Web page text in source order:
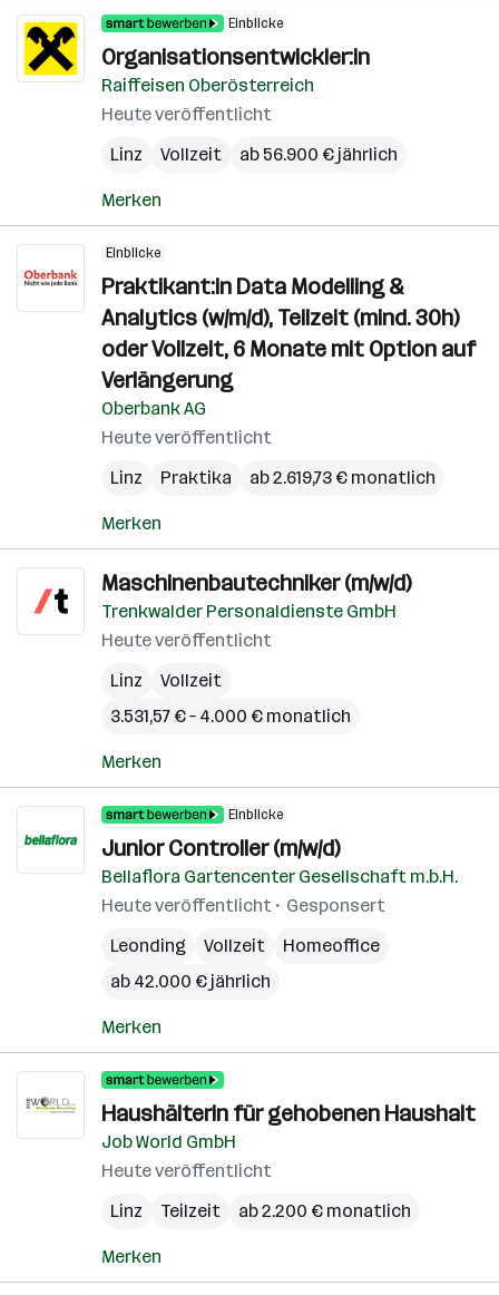
Einblicke
Organisationsentwickler:in
Raiffeisen Oberösterreich
Heute veröffentlicht
Linz
Vollzeit ab 56.900 € jährlich
Merken
Einblicke
Praktikant:in Data Modelling &
Analytics (w/m/d), Teilzeit (mind. 30h)
oder Vollzeit, 6 Monate mit Option auf
Verlängerung
Oberbank AG
Heute veröffentlicht
Linz
Praktika ab 2.619,73 € monatlich
Merken
Maschinenbautechniker (m/w/d)
Trenkwalder Personaldienste GmbH
Heute veröffentlicht
Linz
Vollzeit
3.531,57 € – 4.000 € monatlich
Merken
Einblicke
Junior Controller (m/w/d)
Bellaflora Gartencenter Gesellschaft m.b.H.
Heute veröffentlicht
Gesponsert
Leonding
Vollzeit
Homeoffice
ab 42.000 € jährlich
Merken
Haushälterin für gehobenen Haushalt
Job World GmbH
Heute veröffentlicht
Linz
Teilzeit ab 2.200 € monatlich
Merken